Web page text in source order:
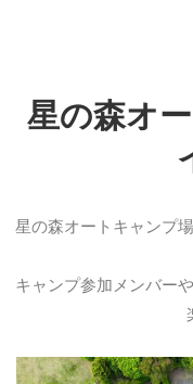
星の森オ
星の森オートキャンプ
キャンプ参加メンバー